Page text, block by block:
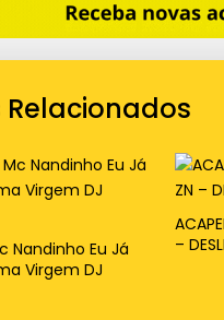
Relacionados
Nandinho Eu Já
Virgem DJ
–